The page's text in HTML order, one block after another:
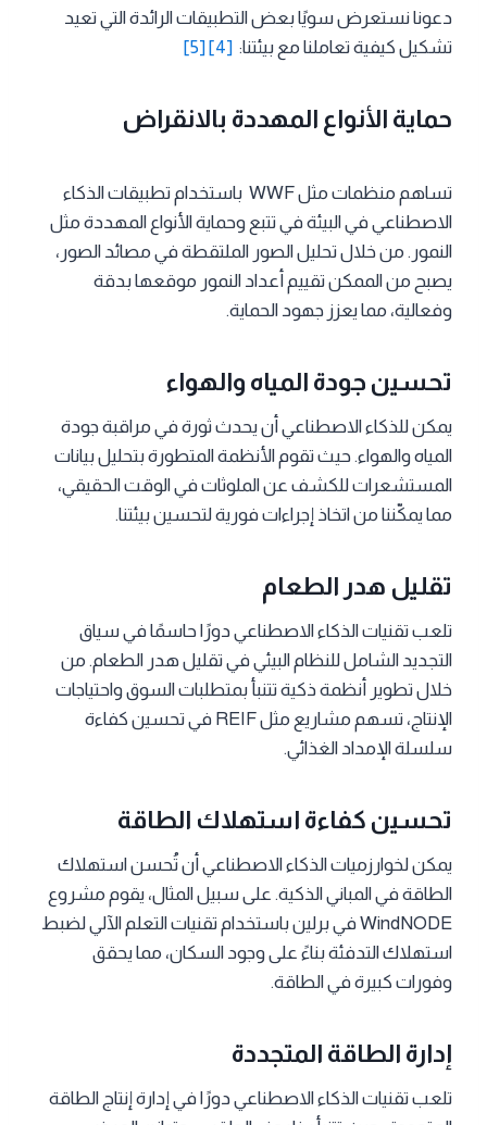
دعونا نستعرض سويًا بعض التطبيقات الرائدة التي تعيد
تشكيل كيفية تعاملنا مع بيئتنا: [4]
[5]
حماية الأنواع المهددة بالانقراض
تساهم منظمات مثل WWF باستخدام تطبيقات الذكاء
الاصطناعي في البيئة في تتبع وحماية الأنواع المهددة مثل
النمور. من خلال تحليل الصور الملتقطة في مصائد الصور،
يصبح من الممكن تقييم أعداد النمور موقعها بدقة
وفعالية، مما يعزز جهود الحماية.
تحسين جودة المياه والهواء
يمكن للذكاء الاصطناعي أن يحدث ثورة في مراقبة جودة
المياه والهواء. حيث تقوم الأنظمة المتطورة بتحليل بيانات
المستشعرات للكشف عن الملوثات في الوقت الحقيقي،
مما يمكّننا من اتخاذ إجراءات فورية لتحسين بيئتنا.
تقليل هدر الطعام
تلعب تقنيات الذكاء الاصطناعي دورًا حاسمًا في سياق
التجديد الشامل للنظام البيئي في تقليل هدر الطعام. من
خلال تطوير أنظمة ذكية تتنبأ بمتطلبات السوق واحتياجات
الإنتاج، تسهم مشاريع مثل REIF في تحسين كفاءة
سلسلة الإمداد الغذائي.
تحسين كفاءة استهلاك الطاقة
يمكن لخوارزميات الذكاء الاصطناعي أن تُحسن استهلاك
الطاقة في المباني الذكية. على سبيل المثال، يقوم مشروع
WindNODE في برلين باستخدام تقنيات التعلم الآلي لضبط
استهلاك التدفئة بناءً على وجود السكان، مما يحقق
وفورات كبيرة في الطاقة.
إدارة الطاقة المتجددة
تلعب تقنيات الذكاء الاصطناعي دورًا في إدارة إنتاج الطاقة